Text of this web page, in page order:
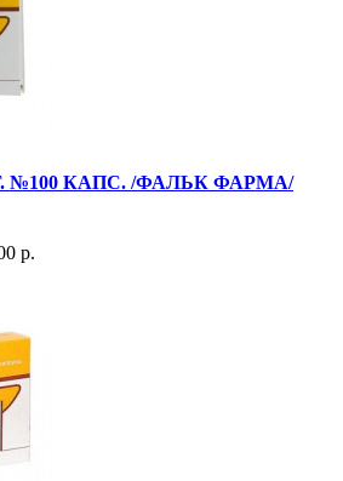
№100 КАПС. /ФАЛЬК ФАРМА/
р.